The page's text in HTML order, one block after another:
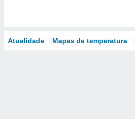
Atualidade Mapas de temperatura